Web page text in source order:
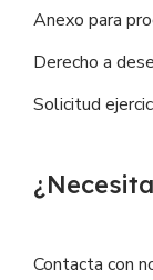
Anexo para
Derecho a
Solicitud
Contacta con